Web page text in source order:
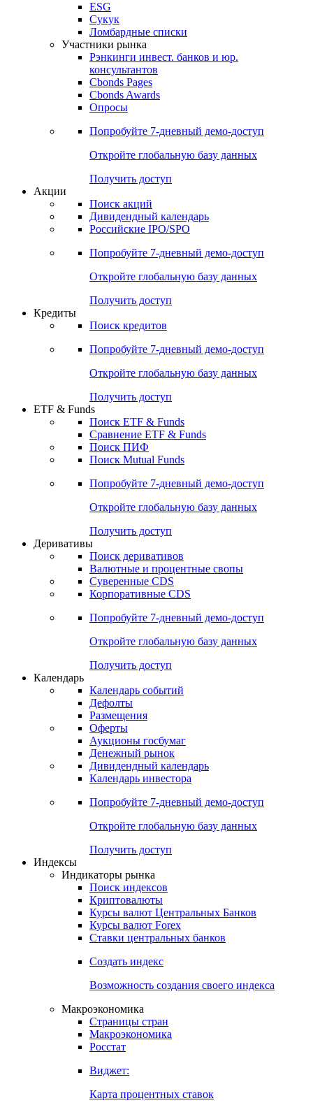
ESG
Сукук
Ломбардные списки
Участники рынка
Рэнкинги инвест. банков и юр.
консультантов
Cbonds Pages
Cbonds Awards
Опросы
Попробуйте 7-дневный демо-доступ
Откройте глобальную базу данных
Получить доступ
Акции
Поиск акций
Дивидендный календарь
Российские IPO/SPO
Попробуйте 7-дневный демо-доступ
Откройте глобальную базу данных
Получить доступ
Кредиты
Поиск кредитов
Попробуйте 7-дневный демо-доступ
Откройте глобальную базу данных
Получить доступ
ETF & Funds
Поиск ETF & Funds
Сравнение ETF & Funds
Поиск ПИФ
Поиск Mutual Funds
Попробуйте 7-дневный демо-доступ
Откройте глобальную базу данных
Получить доступ
Деривативы
Поиск деривативов
Валютные и процентные свопы
Суверенные CDS
Корпоративные CDS
Попробуйте 7-дневный демо-доступ
Откройте глобальную базу данных
Получить доступ
Календарь
Календарь событий
Дефолты
Размещения
Оферты
Аукционы госбумаг
Денежный рынок
Дивидендный календарь
Календарь инвестора
Попробуйте 7-дневный демо-доступ
Откройте глобальную базу данных
Получить доступ
Индексы
Индикаторы рынка
Поиск индексов
Криптовалюты
Курсы валют Центральных Банков
Курсы валют Forex
Ставки центральных банков
Создать индекс
Возможность создания своего индекса
Макроэкономика
Страницы стран
Макроэкономика
Росстат
Виджет:
Карта процентных ставок